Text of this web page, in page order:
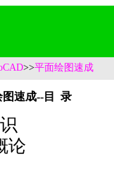
>>平面绘图速成
速成-- 目 录
论